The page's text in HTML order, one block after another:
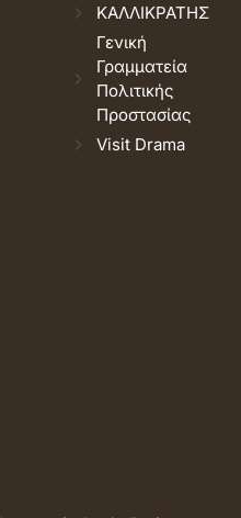
ΚΑΛΛΙΚΡΑΤΗΣ
Γενική
Γραμματεία
Πολιτικής
Προστασίας
Visit Drama